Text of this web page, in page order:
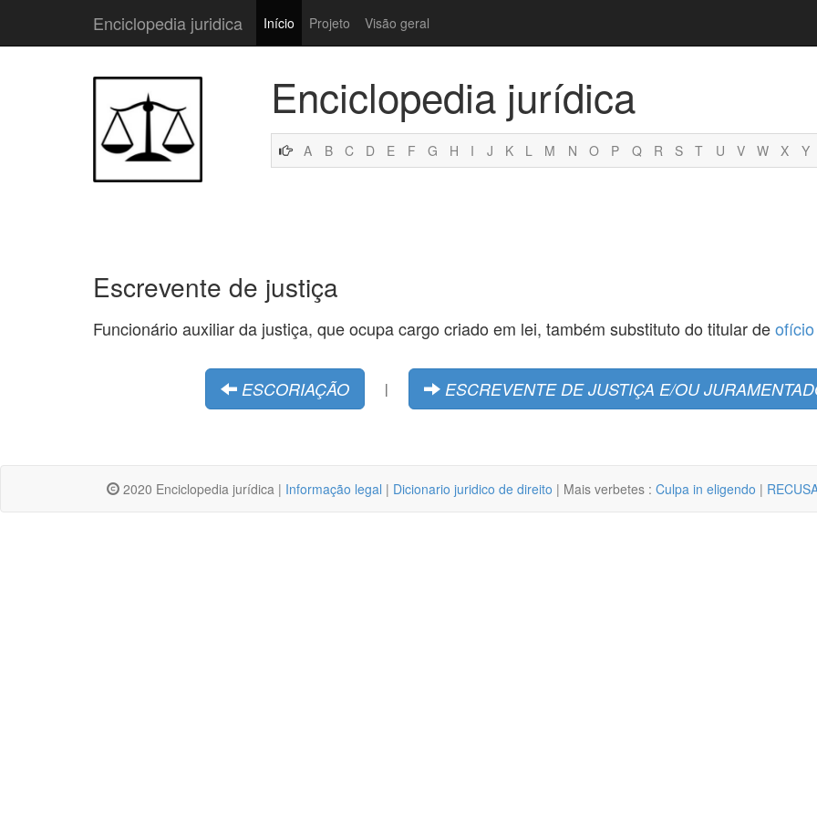
Enciclopedia juridica Início Projeto Visão geral
Enciclopedia jurídica
A B C D E F G H I J K L M N O P Q R S T U V W X Y
Escrevente de justiça
Funcionário auxiliar da justiça, que ocupa cargo criado em lei, também substituto do titular deofício
ESCORIAÇÃO | ESCREVENTE DE JUSTIÇA E/OU
2020 Enciclopedia jurídica | Informação legal | Dicionario juridico de direito | Mais verbetes : Culpa in eligendo |